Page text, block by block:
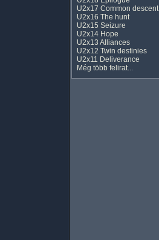
U2x17 Common descent
U2x16 The hunt
U2x15 Seizure
U2x14 Hope
U2x13 Alliances
U2x12 Twin destinies
U2x11 Deliverance
Még több felirat...